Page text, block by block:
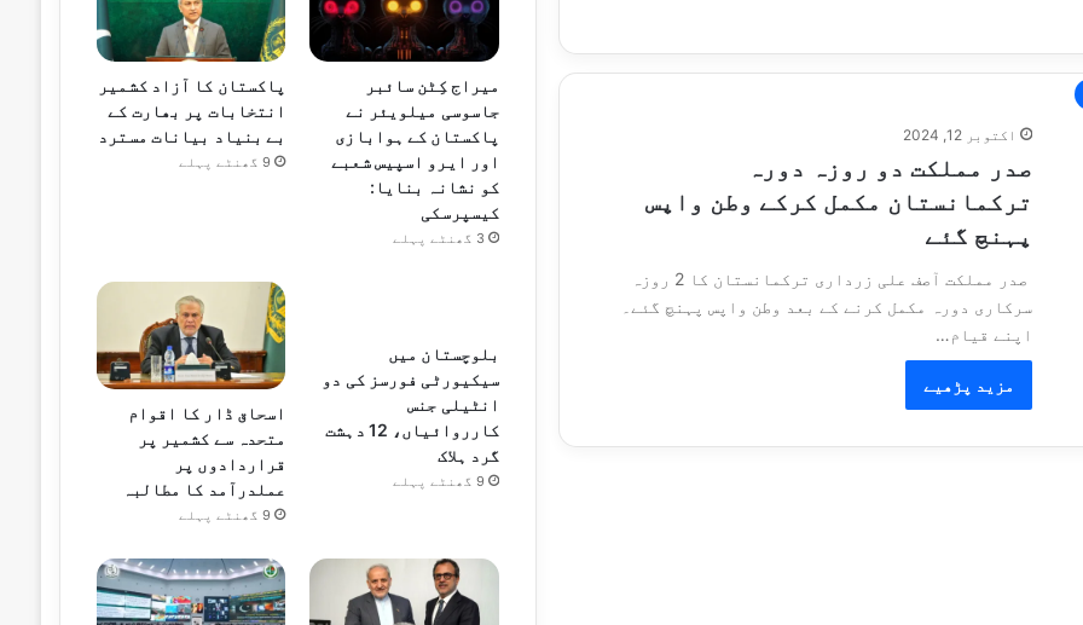
اکتوبر 12, 2024
صدر مملکت دو روزہ دورہ
ترکمانستان مکمل کرکے وطن واپس
پہنچ گئے
صدر مملکت آصف علی زرداری ترکمانستان کا 2 روزہ
سرکاری دورہ مکمل کرنے کے بعد وطن واپس پہنچ گئے۔
اپنے قیام…
مزید پڑھیے
میراج کِٹن سائبر
جاسوسی میلویئر نے
پاکستان کے ہوابازی
اور ایرو اسپیس شعبے
کو نشانہ بنایا:
کیسپرسکی
3 گھنٹے پہلے
پاکستان کا آزاد کشمیر
انتخابات پر بھارت کے
بے بنیاد بیانات مسترد
9 گھنٹے پہلے
بلوچستان میں
سیکیورٹی فورسز کی دو
انٹیلی جنس
کارروائیاں، 12 دہشت
گرد ہلاک
9 گھنٹے پہلے
اسحاق ڈار کا اقوام
متحدہ سے کشمیر پر
قراردادوں پر
عملدرآمد کا مطالبہ
9 گھنٹے پہلے